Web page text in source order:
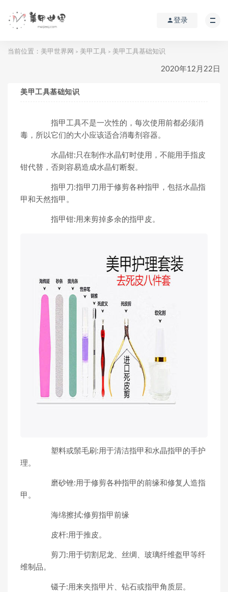
登录
当前位置： 美甲世界网 > 美甲工具 > 美甲工具基础知识
2020年12月22日
美甲工具基础知识
指甲工具不是一次性的，每次使用前都必须消
毒，所以它们的大小应该适合消毒剂容器。
水晶钳:只在制作水晶钉时使用，不能用手指皮
钳代替，否则容易造成水晶钉断裂。
指甲刀:指甲刀用于修剪各种指甲，包括水晶指
甲和天然指甲。
指甲钳:用来剪掉多余的指甲皮。
塑料或鬃毛刷:用于清洁指甲和水晶指甲的手护
理。
磨砂锉:用于修剪各种指甲的前缘和修复人造指
甲。
海绵擦拭:修剪指甲前缘
皮杆:用于推皮。
剪刀:用于切割尼龙、丝绸、玻璃纤维盔甲等纤
维制品。
镊子:用来夹指甲片、钻石或指甲角质层。